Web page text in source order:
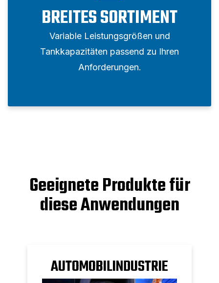
BREITES SORTIMENT
Variable Leistungsgrößen und
Tankkapazitäten passend zu Ihren
Anforderungen.
Geeignete Produkte für
diese Anwendungen
AUTOMOBILINDUSTRIE